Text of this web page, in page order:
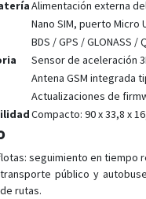
Alimentación externa
Nano SIM, puerto Micro
BDS / GPS / GLONASS
Sensor de aceleración
Antena GSM integrada
Actualizaciones de
Compacto: 90 x 33,8 x
seguimiento en tiempo
público y
rutas.